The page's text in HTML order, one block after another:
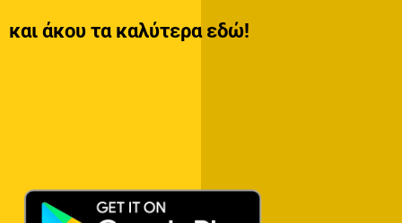
και άκου τα καλύτερα εδώ!